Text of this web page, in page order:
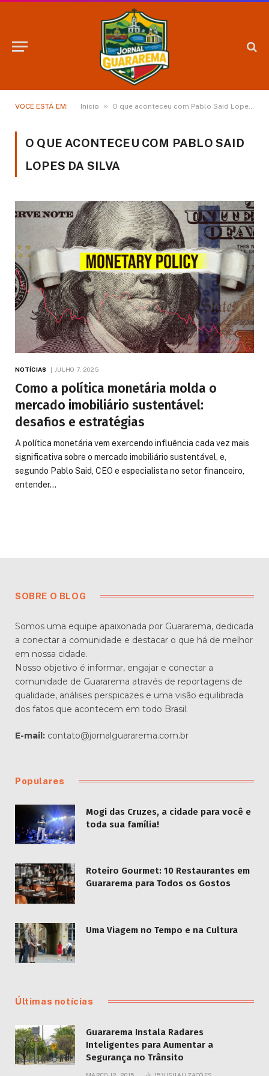
VOCÊ ESTÁ EM: Início » O que aconteceu com Pablo Said Lopes da Silva
O QUE ACONTECEU COM PABLO SAID
LOPES DA SILVA
NOTÍCIAS JULHO 7, 2025
Como a política monetária molda o
mercado imobiliário sustentável:
desafios e estratégias
A política monetária vem exercendo influência cada vez mais
significativa sobre o mercado imobiliário sustentável, e,
segundo Pablo Said, CEO e especialista no setor financeiro,
entender…
SOBRE O BLOG
Somos uma equipe apaixonada por Guararema, dedicada
a conectar a comunidade e destacar o que há de melhor
em nossa cidade.
Nosso objetivo é informar, engajar e conectar a
comunidade de Guararema através de reportagens de
qualidade, análises perspicazes e uma visão equilibrada
dos fatos que acontecem em todo Brasil.
E-mail: contato@jornalguararema.com.br
Populares
Mogi das Cruzes, a cidade para você e
toda sua família!
Roteiro Gourmet: 10 Restaurantes em
Guararema para Todos os Gostos
Uma Viagem no Tempo e na Cultura
Últimas notícias
Guararema Instala Radares
Inteligentes para Aumentar a
Segurança no Trânsito